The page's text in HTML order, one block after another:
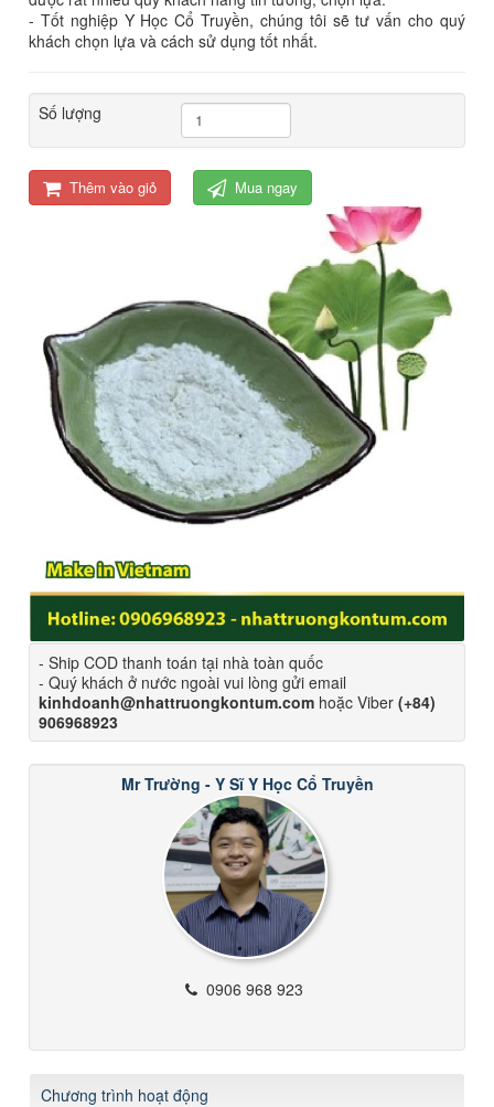
- Tốt nghiệp Y Học Cổ Truyền, chúng tôi sẽ tư vấn cho quý
khách chọn lựa và cách sử dụng tốt nhất.
Số lượng
Thêm vào giỏ Mua ngay
- Ship COD thanh toán tại nhà toàn quốc
- Quý khách ở nước ngoài vui lòng gửi email
kinhdoanh@nhattruongkontum.com hoặc Viber (+84)
906968923
Mr Trường - Y Sĩ Y Học Cổ Truyền
0906 968 923
Chương trình hoạt động